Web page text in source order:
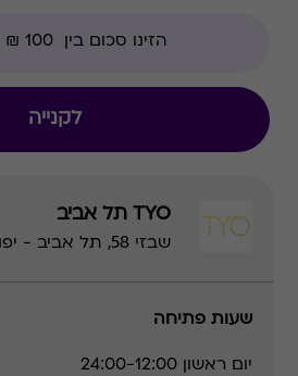
לקנייה
TYO תל אביב
שבזי 58, תל אביב - יפו | 39300333
שעות פתיחה
יום ראשון
24:00-12:00